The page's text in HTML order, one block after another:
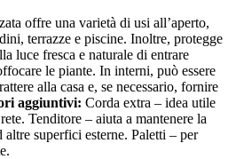
offre una varietà di usi all’aperto,
terrazze e piscine. Inoltre, protegge
luce fresca e naturale di entrare
le piante. In interni, può essere
alla casa e, se necessario, fornire
aggiuntivi: Corda extra – idea utile
Tenditore – aiuta a mantenere la
altre superfici esterne. Paletti – per